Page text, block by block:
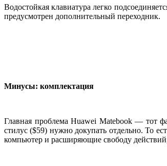
Водостойкая клавиатура легко
предусмотрен дополнительный переходник.
Минусы: комплектация
Главная проблема Huawei Matebook — тот
стилус ($59) нужно докупать отдельно. То
компьютер и расширяющие свободу